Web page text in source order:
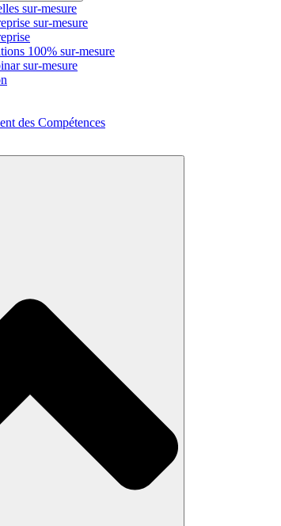
sur-mesure
sur-mesure
100% sur-mesure
sur-mesure
des Compétences